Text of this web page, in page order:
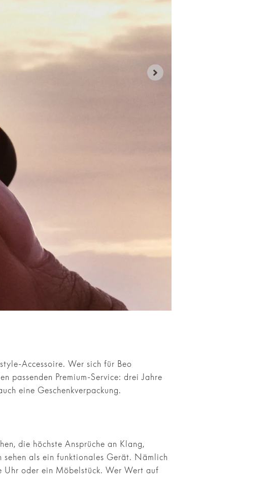
Accessoire. Wer sich für Beo
passenden Premium-Service: drei Jahre
eine Geschenkverpackung.
die höchste Ansprüche an Klang,
sehen als ein funktionales Gerät. Nämlich
oder ein Möbelstück. Wer Wert auf